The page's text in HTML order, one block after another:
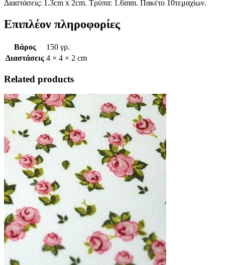
Διαστάσεις: 1.3cm x 2cm. Τρύπα: 1.6mm. Πακέτο 10τεμαχίων.
Επιπλέον πληροφορίες
Βάρος
150 γρ.
Διαστάσεις 4 × 4 × 2 cm
Related products